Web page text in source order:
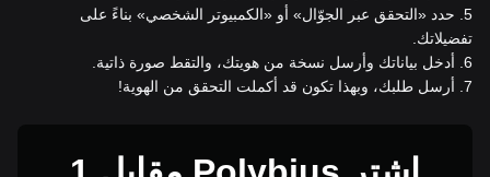
5 حدد «التحقق عبر الجوّال» أو «الكمبيوتر الشخصي» بناءً على
تفضيلاتك.
6 أدخل بياناتك وأرسل نسخة من هويتك، والتقط صورة ذاتية.
7 أرسل طلبك، وبهذا تكون قد أكملت التحقق من الهوية!